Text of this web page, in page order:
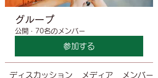
グループ
公開 · 70名のメンバー
参加する
ディスカッション メディア メンバー